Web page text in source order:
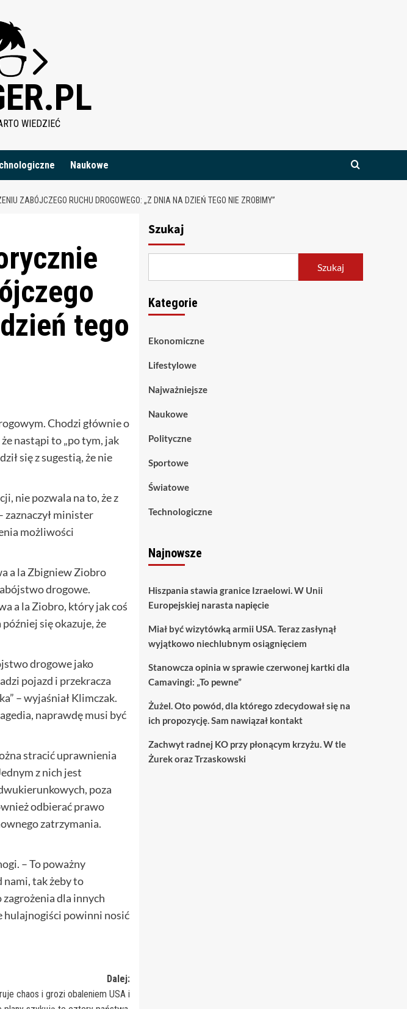
WIEDZIEĆ
Naukowe
ZABÓJCZEGO RUCHU DROGOWEGO: „Z DNIA NA DZIEŃ TEGO NIE ZROBIMY”
tego
Chodzi głównie o
nastąpi to „po tym, jak
się z sugestią, że nie
nie pozwala na to, że z
zaznaczył minister
możliwości
a la Zbigniew Ziobro
drogowe.
a la Ziobro, który jak coś
się okazuje, że
drogowe jako
pojazd i przekracza
– wyjaśniał Klimczak.
naprawdę musi być
stracić uprawnienia
z nich jest
poza
odbierać prawo
zatrzymania.
– To poważny
nami, tak żeby to
dla innych
hulajnogiści powinni nosić
Dalej:
chaos i grozi obaleniem USA i
Szukaj
Szukaj
Kategorie
Ekonomiczne
Lifestylowe
Najważniejsze
Naukowe
Polityczne
Sportowe
Światowe
Technologiczne
Najnowsze
Hiszpania stawia granice Izraelowi. W Unii
Europejskiej narasta napięcie
Miał być wizytówką armii USA. Teraz zasłynął
wyjątkowo niechlubnym osiągnięciem
Stanowcza opinia w sprawie czerwonej kartki dla
Camavingi: „To pewne”
Żużel. Oto powód, dla którego zdecydował się na
ich propozycję. Sam nawiązał kontakt
Zachwyt radnej KO przy płonącym krzyżu. W tle
Żurek oraz Trzaskowski